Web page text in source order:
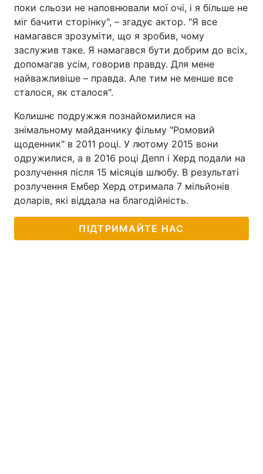
поки сльози не наповнювали мої очі, і я більше не
міг бачити сторінку", – згадує актор. "Я все
намагався зрозуміти, що я зробив, чому
заслужив таке. Я намагався бути добрим до всіх,
допомагав усім, говорив правду. Для мене
найважливіше – правда. Але тим не менше все
сталося, як сталося".
Колишнє подружжя познайомилися на
знімальному майданчику фільму "Ромовий
щоденник" в 2011 році. У лютому 2015 вони
одружилися, а в 2016 році Депп і Херд подали на
розлучення після 15 місяців шлюбу. В результаті
розлучення Ембер Херд отримала 7 мільйонів
доларів, які віддала на благодійність.
ПІДТРИМАЙТЕ НАС